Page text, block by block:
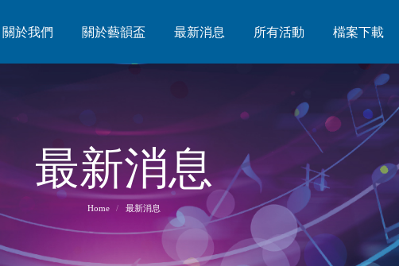
關於我們 關於藝韻盃 最新消息 所有活動 檔案下載
最新消息
You are here:
Home 最新消息
關於我們 關於藝韻盃 最新消息 所有活動 檔案下載